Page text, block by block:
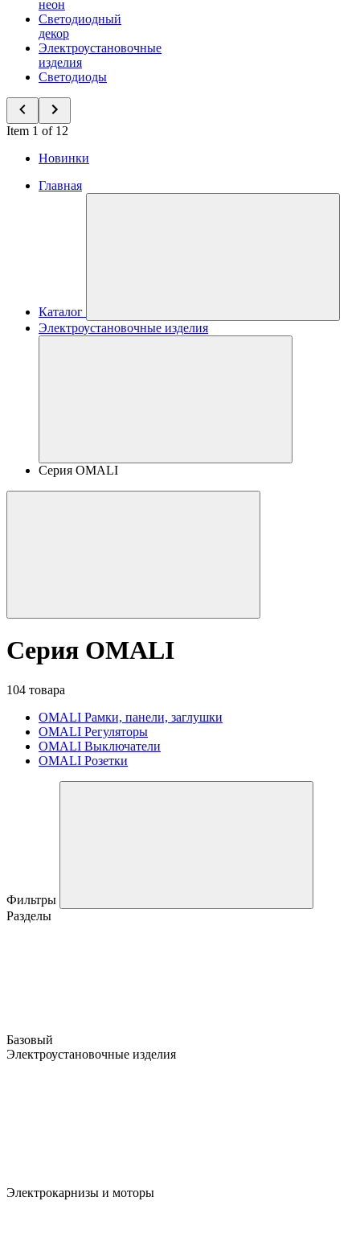
неон
Светодиодный
декор
Электроустановочные
изделия
Светодиоды
Item 1 of 12
Новинки
Главная
Каталог
Электроустановочные изделия
Серия OMALI
Серия OMALI
104 товара
OMALI Рамки, панели, заглушки
OMALI Регуляторы
OMALI Выключатели
OMALI Розетки
Фильтры
Разделы
Базовый
Электроустановочные изделия
Электрокарнизы и моторы